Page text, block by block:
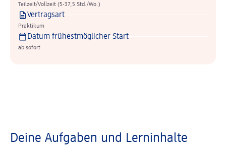
Teilzeit/Vollzeit (5-37,5 Std./Wo.)
Vertragsart
Praktikum
Datum frühestmöglicher Start
ab sofort
Deine Aufgaben und Lerninhalte